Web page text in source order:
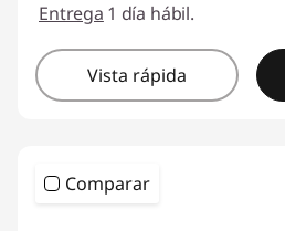
Entrega 1 día hábil.
Vista rápida
Comparar